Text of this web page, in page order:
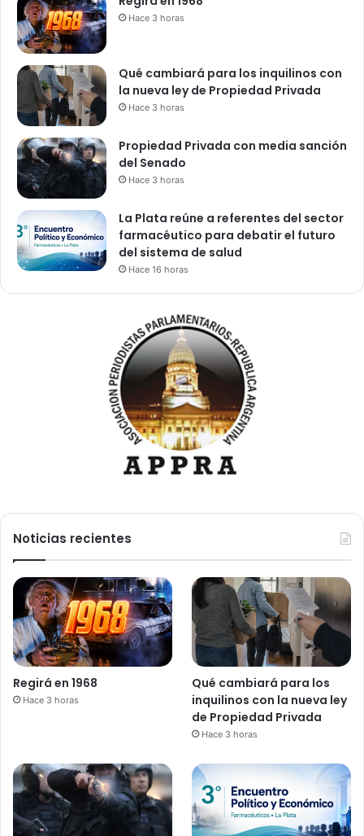
Hace 3 horas
Qué cambiará para los inquilinos con
la nueva ley de Propiedad Privada
Hace 3 horas
Propiedad Privada con media sanción
del Senado
Hace 3 horas
La Plata reúne a referentes del sector
farmacéutico para debatir el futuro
del sistema de salud
Hace 16 horas
Noticias recientes
Regirá en 1968
Hace 3 horas
Qué cambiará para los
inquilinos con la nueva ley
de Propiedad Privada
Hace 3 horas